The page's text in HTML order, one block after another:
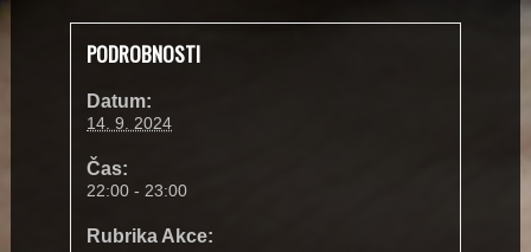
PODROBNOSTI
Datum:
14. 9. 2024
Čas:
22:00 - 23:00
Rubrika Akce: